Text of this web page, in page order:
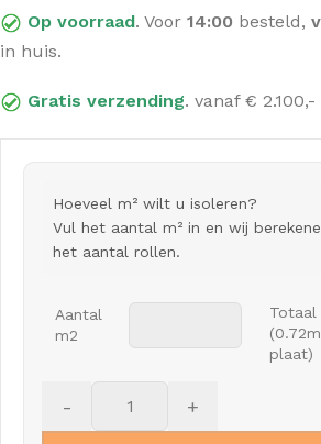
Op voorraad. Voor 14:00 besteld,
in huis.
Gratis verzending. vanaf € 2.100,-
Hoeveel m² wilt u isoleren?
Vul het aantal m² in en wij
het aantal rollen.
Aantal
m2
Totaal
plaat)
- +